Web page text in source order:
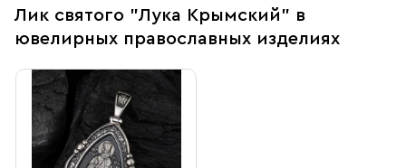
Лик святого "Лука Крымский" в
ювелирных православных изделиях